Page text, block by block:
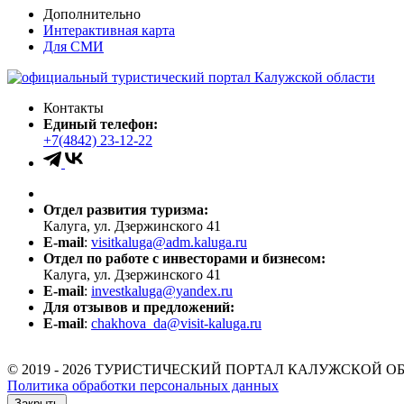
Дополнительно
Интерактивная карта
Для СМИ
Контакты
Единый телефон:
+7(4842) 23-12-22
Отдел развития туризма:
Калуга, ул. Дзержинского 41
E-mail: visitkaluga@adm.kaluga.ru
Отдел по работе с инвесторами и бизнесом:
Калуга, ул. Дзержинского 41
E-mail: investkaluga@yandex.ru
Для отзывов и предложений:
E-mail: chakhova_da@visit-kaluga.ru
© 2019 - 2026 ТУРИСТИЧЕСКИЙ ПОРТАЛ КАЛУЖСКОЙ
Политика обработки персональных данных